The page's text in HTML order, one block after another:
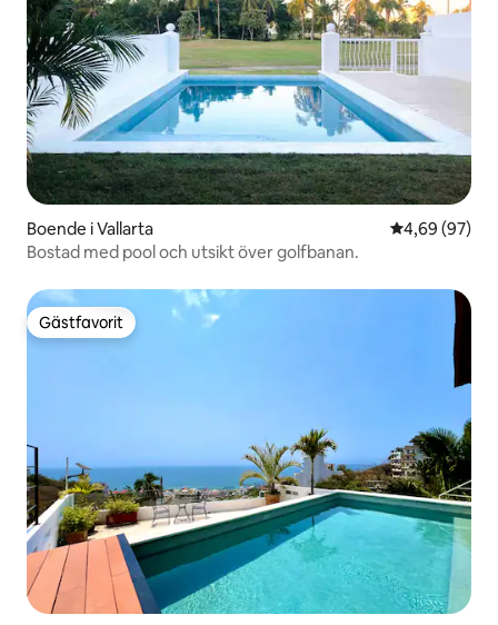
Boende i Vallarta 4,69 av 5 i
4,69 (97)
Bostad med pool och utsikt över golfbanan.
Gästfavorit
Gästfavorit